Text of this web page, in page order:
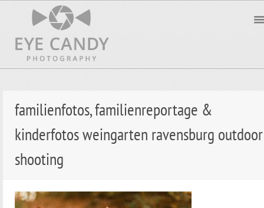
familienfotos, familienreportage &
kinderfotos weingarten ravensburg outdoor
shooting